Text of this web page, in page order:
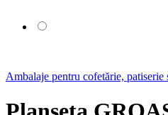
Ambalaje pentru cofetărie, patiserie